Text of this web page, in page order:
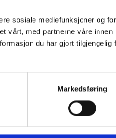
sosiale mediefunksjoner og
vårt, med partnerne våre innen
du har gjort tilgjengelig
Markedsføring
Applied
man bruker muskeltesting
nervesystemet
vi bruke disse signalene
over kroppens tilstand.